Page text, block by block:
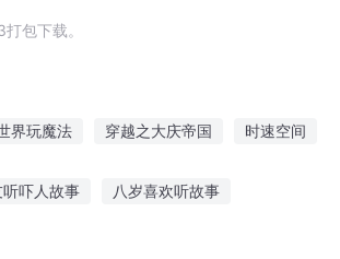
包下载。
界玩魔法 穿越之大庆帝国 时速空间
吓人故事 八岁喜欢听故事